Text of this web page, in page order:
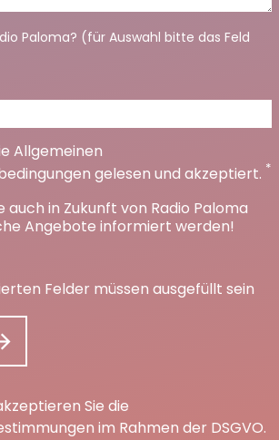
Paloma? (für Auswahl bitte das Feld
Allgemeinen
gelesen und akzeptiert. *
auch in Zukunft von Radio Paloma
Angebote informiert werden!
Felder müssen ausgefüllt sein
Sie die
im Rahmen der DSGVO.